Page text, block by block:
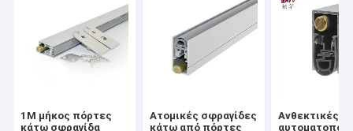
1M μήκος πόρτες
κάτω σφραγίδα
Ατομικές σφραγίδες
κάτω από πόρτες
Ανθεκτικές